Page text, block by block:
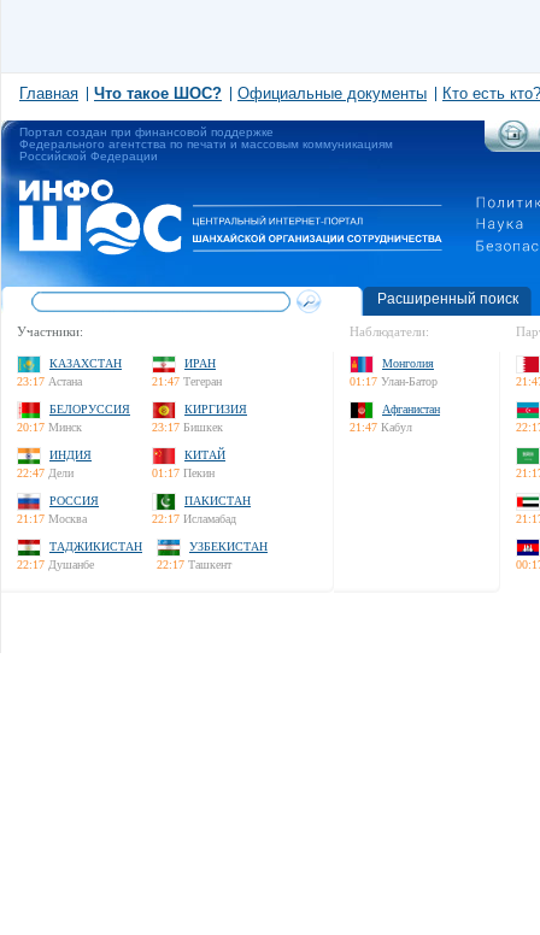
Главная Что такое ШОС? Официальные документы Кто есть кто?
Портал создан при финансовой поддержке
Федерального агентства по печати и массовым коммуникациям
Российской Федерации
Расширенный поиск
Участники:
КАЗАХСТАН
23:17 Астана
ИРАН
21:47 Тегеран
БЕЛОРУССИЯ
20:17 Минск
КИРГИЗИЯ
23:17 Бишкек
ИНДИЯ
22:47 Дели
КИТАЙ
01:17 Пекин
РОССИЯ
21:17 Москва
ПАКИСТАН
22:17 Исламабад
ТАДЖИКИСТАН
22:17 Душанбе
УЗБЕКИСТАН
22:17 Ташкент
Наблюдатели:
Монголия
01:17 Улан-Батор
Афганистан
21:47 Кабул